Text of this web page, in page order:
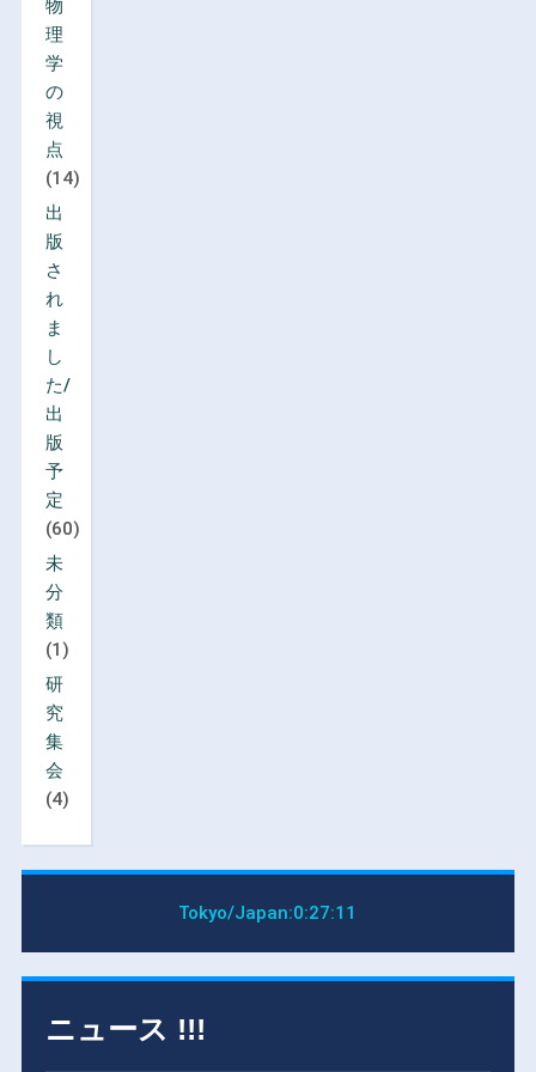
物
理
学
の
視
点
(14)
出
版
さ
れ
ま
し
た/
出
版
予
定
(60)
未
分
類
(1)
研
究
集
会
(4)
Tokyo/Japan:0:27:12
ニュース !!!